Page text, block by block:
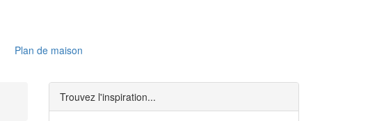
Plan de maison
Trouvez l'inspiration...